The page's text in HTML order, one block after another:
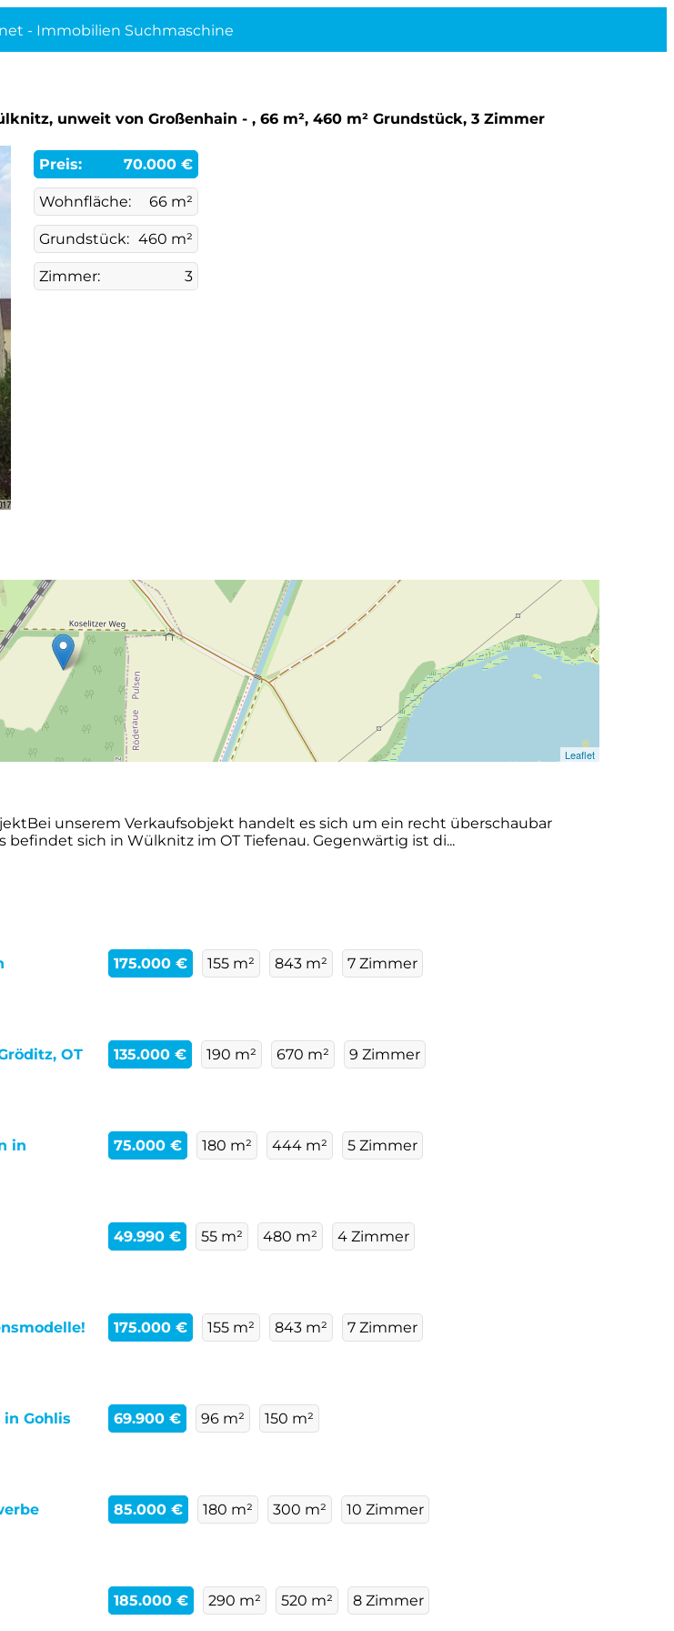
- Immobilien Suchmaschine
unweit von Großenhain - , 66 m², 460 m² Grundstück, 3 Zimmer
Preis: 70.000 €
Wohnfläche: 66 m²
Grundstück: 460 m²
Zimmer: 3
Leaflet
unserem Verkaufsobjekt handelt es sich um ein recht überschaubar
sich in Wülknitz im OT Tiefenau. Gegenwärtig ist di...
175.000 € 155 m² 843 m² 7 Zimmer
OT
135.000 € 190 m² 670 m² 9 Zimmer
in
75.000 € 180 m² 444 m² 5 Zimmer
49.990 € 55 m² 480 m² 4 Zimmer
175.000 € 155 m² 843 m² 7 Zimmer
Gohlis
69.900 € 96 m² 150 m²
85.000 € 180 m² 300 m² 10 Zimmer
185.000 € 290 m² 520 m² 8 Zimmer